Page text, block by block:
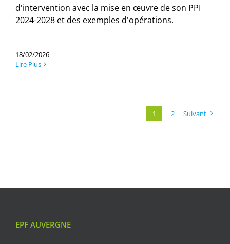
d'intervention avec la mise en œuvre de son PPI
2024-2028 et des exemples d'opérations.
18/02/2026
Lire Plus
1 2 Suivant
EPF AUVERGNE